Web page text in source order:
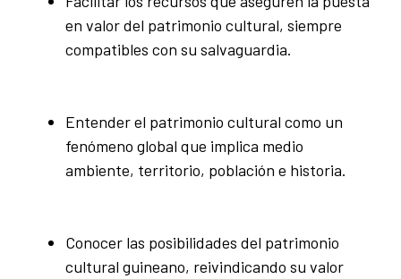
en valor del patrimonio cultural, siempre
compatibles con su salvaguardia.
Entender el patrimonio cultural como un
fenómeno global que implica medio
ambiente, territorio, población e historia.
Conocer las posibilidades del patrimonio
cultural guineano, reivindicando su valor